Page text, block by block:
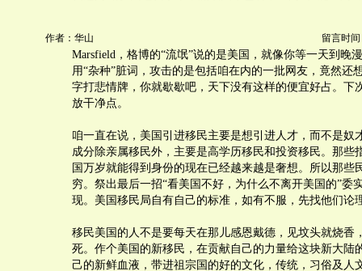
作者：华山 留言时间
Marsfield，格博的“流氓”说的是美国，就像你等一天到晚
用“杂种”脏词，攻击的是包括咱在内的一批网友，竟然还
字打悲情牌，你就歇歇吧，天下没有这样的便宜好占。下
放干净点。
咱一直在说，美国引进移民主要是想引进人才，而不是奴
成分除亲属移民外，主要是高学历移民和投资移民。那些
国万岁就能得到身份的现在已经越来越是奢想。所以那些
穷。祭出最后一招“看美国不好，为什么不离开美国的”委
现。美国移民局自有自己的标准，如有不服，先找他们论
移民美国的人不是要每天在那儿感恩戴德，见坟头就烧香
死。作个美国的新移民，在贡献自己的力量给这块新大陆
己的新鲜血液，带进祖宗国的好的文化，传统，习俗及人